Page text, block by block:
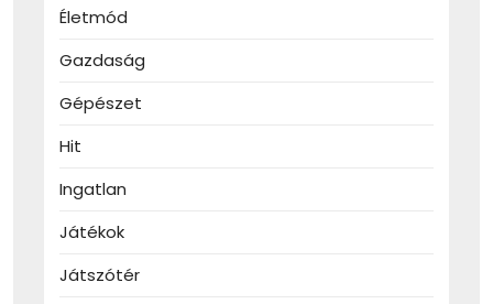
Életmód
Gazdaság
Gépészet
Hit
Ingatlan
Játékok
Játszótér